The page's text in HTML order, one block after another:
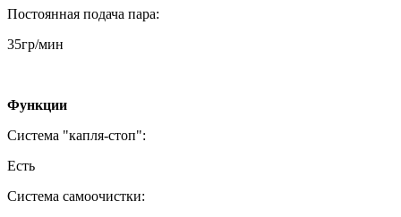
Постоянная подача пара:
35гр/мин
Функции
Система "капля-стоп":
Есть
Система самоочистки: